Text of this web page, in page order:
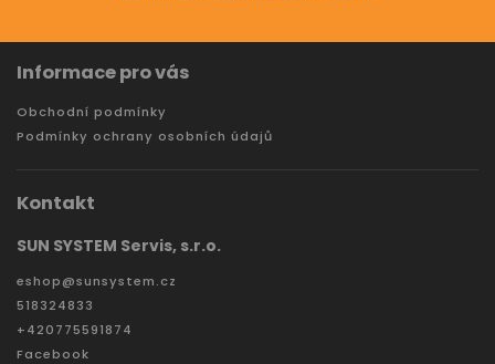
Informace pro vás
Obchodní podmínky
Podmínky ochrany osobních údajů
Kontakt
SUN SYSTEM Servis, s.r.o.
eshop@sunsystem.cz
518324833
+420775591874
Facebook